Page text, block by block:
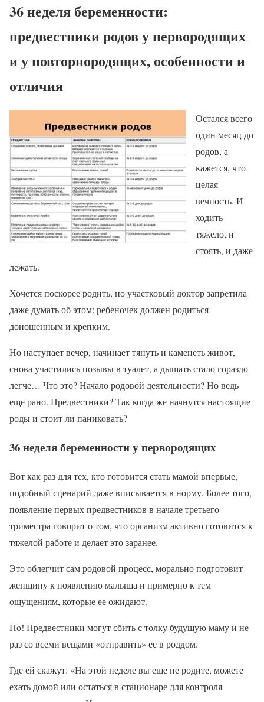
36 неделя беременности:
предвестники родов у первородящих
и у повторнородящих, особенности и
отличия
Остался всего
один месяц до
родов, а
кажется, что
целая
вечность. И
ходить
тяжело, и
стоять, и даже
лежать.
Хочется поскорее родить, но участковый доктор запретила
даже думать об этом: ребеночек должен родиться
доношенным и крепким.
Но наступает вечер, начинает тянуть и каменеть живот,
снова участились позывы в туалет, а дышать стало гораздо
легче… Что это? Начало родовой деятельности? Но ведь
еще рано. Предвестники? Так когда же начнутся настоящие
роды и стоит ли паниковать?
36 неделя беременности у первородящих
Вот как раз для тех, кто готовится стать мамой впервые,
подобный сценарий даже вписывается в норму. Более того,
появление первых предвестников в начале третьего
триместра говорит о том, что организм активно готовится к
тяжелой работе и делает это заранее.
Это облегчит сам родовой процесс, морально подготовит
женщину к появлению малыша и примерно к тем
ощущениям, которые ее ожидают.
Но! Предвестники могут сбить с толку будущую маму и не
раз со всеми вещами «отправить» ее в роддом.
Где ей скажут: «На этой неделе вы еще не родите, можете
ехать домой или остаться в стационаре для контроля